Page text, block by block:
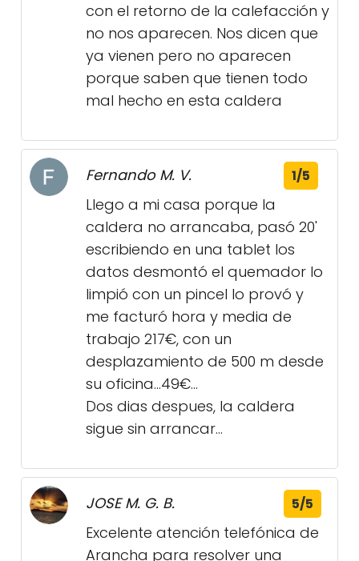
con el retorno de la calefacción y
no nos aparecen. Nos dicen que
ya vienen pero no aparecen
porque saben que tienen todo
mal hecho en esta caldera
Fernando M. V. 1/5
Llego a mi casa porque la
caldera no arrancaba, pasó 20'
escribiendo en una tablet los
datos desmontó el quemador lo
limpió con un pincel lo provó y
me facturó hora y media de
trabajo 217€, con un
desplazamiento de 500 m desde
su oficina...49€...
Dos dias despues, la caldera
sigue sin arrancar...
JOSE M. G. B. 5/5
Excelente atención telefónica de
Arancha para resolver una